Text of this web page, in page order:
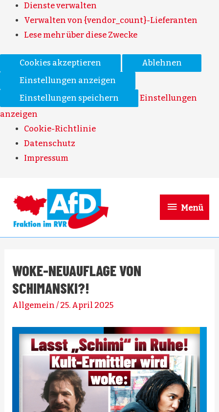
Dienste verwalten
Verwalten von {vendor_count}-Lieferanten
Lese mehr über diese Zwecke
Cookies akzeptieren
Ablehnen
Einstellungen anzeigen
Einstellungen speichern
Einstellungen
anzeigen
Cookie-Richtlinie
Datenschutz
Impressum
Menü
Menü
WOKE-NEUAUFLAGE VON
SCHIMANSKI?!
Allgemein / 25. April 2025